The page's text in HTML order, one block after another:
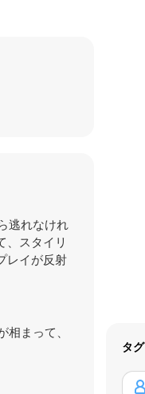
逃れなけれ
、スタイリ
レイが反射
まって、
タグ